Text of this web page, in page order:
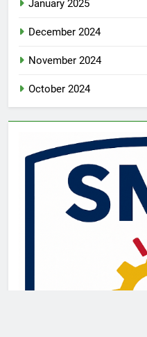
January 2025
December 2024
November 2024
October 2024